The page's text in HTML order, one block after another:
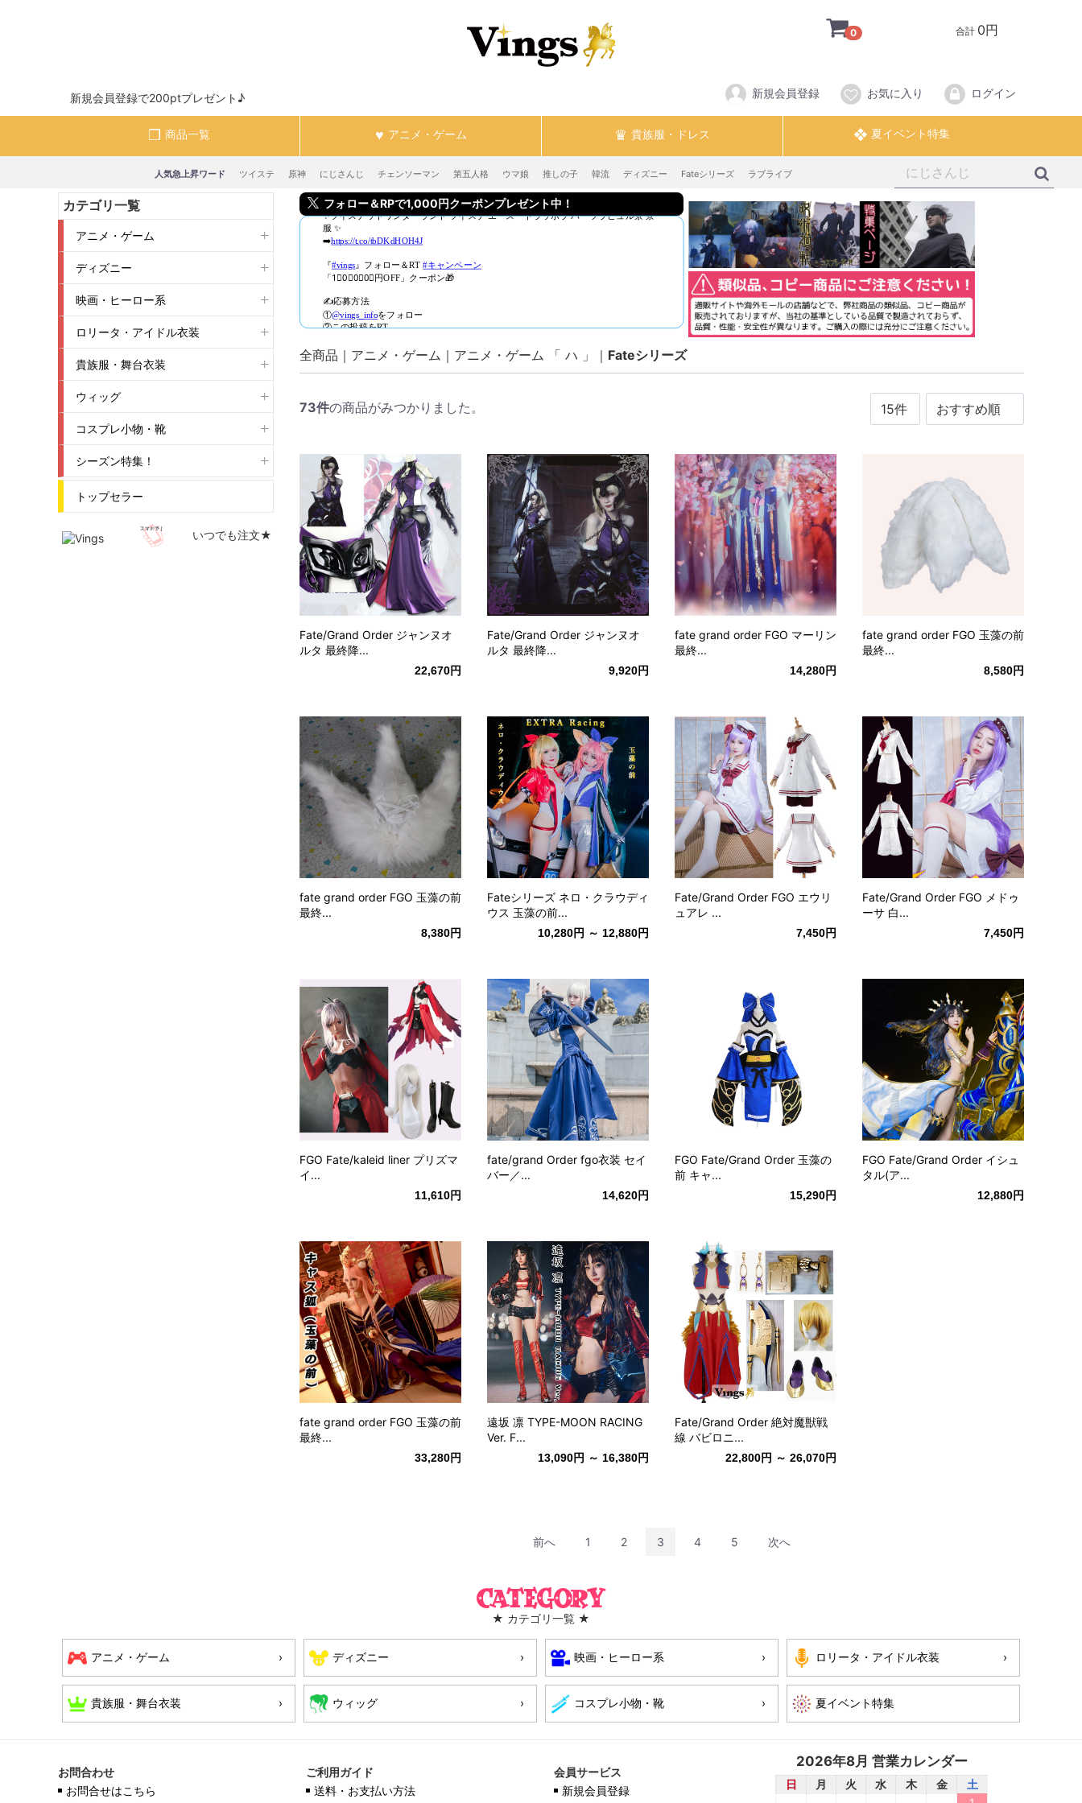
新規会員登録で200ptプレゼント♪
0 合計 0円
新規会員登録 お気に入り ログイン
商品一覧 アニメ・ゲーム 貴族服・ドレス
人気急上昇ワード ツイステ 原神 にじさんじ チェンソーマン 第五人格 ウマ娘 推しの子 韓流 ディズニー Fateシリーズ ラブライブ
カテゴリ一覧
アニメ・ゲーム
ディズニー
映画・ヒーロー系
ロリータ・アイドル衣装
貴族服・舞台衣装
ウィッグ
コスプレ小物・靴
シーズン特集！
トップセラー
いつでも注文★
フォロー＆RPで1,000円クーポンプレゼント中！
全商品 アニメ・ゲーム アニメ・ゲーム 「 ハ 」 Fateシリーズ
73件の商品がみつかりました。
Fate/Grand Order ジャンヌオ
ルタ 最終降...
22,670円
Fate/Grand Order ジャンヌオ
ルタ 最終降...
9,920円
fate grand order FGO マーリン
最終...
14,280円
fate grand order FGO 玉藻の前
最終...
8,580円
fate grand order FGO 玉藻の前
最終...
8,380円
Fateシリーズ ネロ・クラウディ
ウス 玉藻の前...
10,280円 ～ 12,880円
Fate/Grand Order FGO エウリ
ュアレ ...
7,450円
Fate/Grand Order FGO メドゥ
ーサ 白...
7,450円
FGO Fate/kaleid liner プリズマ
イ...
11,610円
fate/grand Order fgo衣装 セイ
バー／...
14,620円
FGO Fate/Grand Order 玉藻の
前 キャ...
15,290円
FGO Fate/Grand Order イシュ
タル(ア...
12,880円
fate grand order FGO 玉藻の前
最終...
33,280円
遠坂 凛 TYPE-MOON RACING
Ver. F...
13,090円 ～ 16,380円
Fate/Grand Order 絶対魔獣戦
線 バビロニ...
22,800円 ～ 26,070円
前へ 1 2 3 4 5 次へ
Category
★ カテゴリ一覧 ★
アニメ・ゲーム ディズニー 映画・ヒーロー系 ロリータ・アイドル衣装
貴族服・舞台衣装 ウィッグ コスプレ小物・靴
お問合わせ
お問合せはこちら
ご利用ガイド
送料・お支払い方法
会員サービス
新規会員登録
2026年8月 営業カレンダー
日 月 火 水 木 金
土